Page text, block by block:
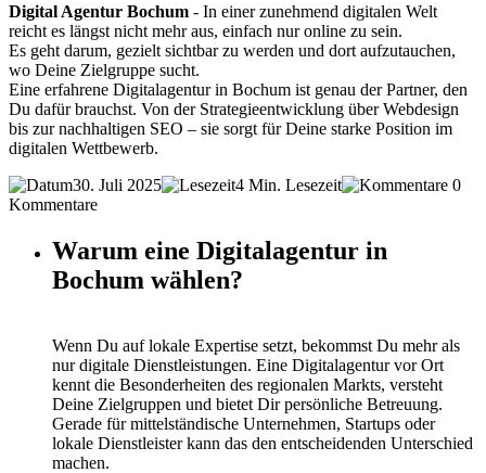
Digital Agentur Bochum - In einer zunehmend digitalen Welt
reicht es längst nicht mehr aus, einfach nur online zu sein.
Es geht darum, gezielt sichtbar zu werden und dort aufzutauchen,
wo Deine Zielgruppe sucht.
Eine erfahrene Digitalagentur in Bochum ist genau der Partner, den
Du dafür brauchst. Von der Strategieentwicklung über Webdesign
bis zur nachhaltigen SEO – sie sorgt für Deine starke Position im
digitalen Wettbewerb.
30. Juli 2025
4 Min. Lesezeit
0
Kommentare
Warum eine Digitalagentur in
Bochum wählen?
Wenn Du auf lokale Expertise setzt, bekommst Du mehr als
nur digitale Dienstleistungen. Eine Digitalagentur vor Ort
kennt die Besonderheiten des regionalen Markts, versteht
Deine Zielgruppen und bietet Dir persönliche Betreuung.
Gerade für mittelständische Unternehmen, Startups oder
lokale Dienstleister kann das den entscheidenden Unterschied
machen.